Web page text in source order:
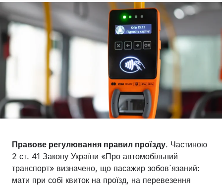
Правове регулювання правил проїзду. Частиною
2 ст. 41 Закону України «Про автомобільний
транспорт» визначено, що пасажир зобов`язаний:
мати при собі квиток на проїзд, на перевезення